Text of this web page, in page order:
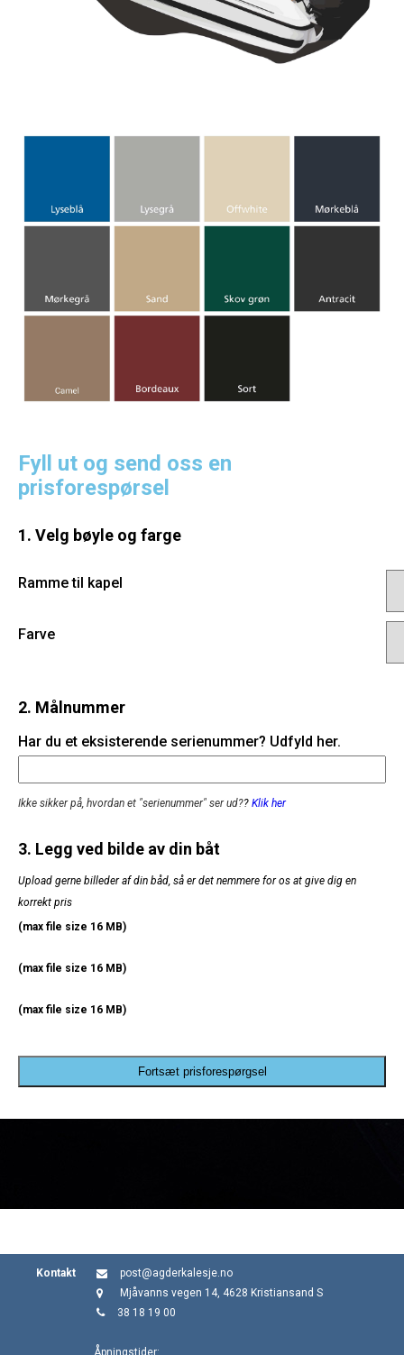
Fyll ut og send oss en
prisforespørsel
1. Velg bøyle og farge
Ramme til kapel
Farve
2. Målnummer
Har du et eksisterende serienummer? Udfyld her.
Ikke sikker på, hvordan et "serienummer" ser ud?? Klik her
3. Legg ved bilde av din båt
Upload gerne billeder af din båd, så er det nemmere for os at give dig en
korrekt pris
(max file size 16 MB)
(max file size 16 MB)
(max file size 16 MB)
Fortsæt prisforespørgsel
Kontakt
post@agderkalesje.no
Mjåvanns vegen 14, 4628 Kristiansand S
38 18 19 00
Åpningstider: